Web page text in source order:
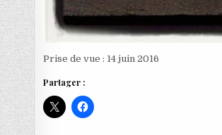
Prise de vue : 14 juin 2016
Partager :